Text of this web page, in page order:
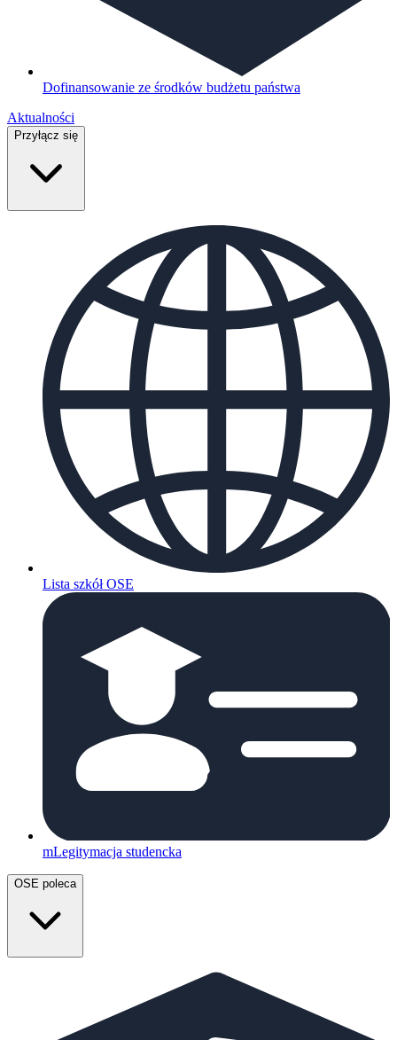
Dofinansowanie ze środków budżetu państwa
Aktualności
Przyłącz się
Lista szkół OSE
mLegitymacja studencka
OSE poleca